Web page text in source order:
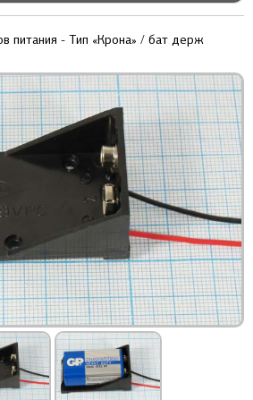
питания - Тип «Крона» / бат держ